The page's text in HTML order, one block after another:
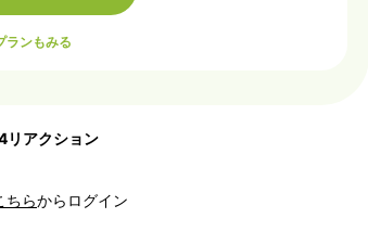
ランもみる
リアクション
ちらからログイン